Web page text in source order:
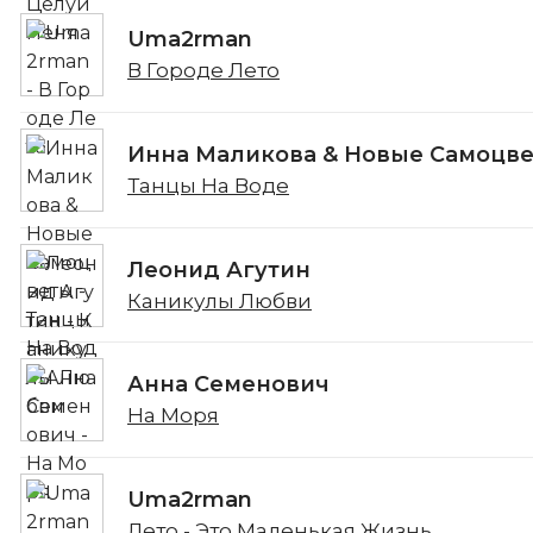
Uma2rman
В Городе Лето
Инна Маликова & Новые
Танцы На Воде
Леонид Агутин
Каникулы Любви
Анна Семенович
На Моря
Uma2rman